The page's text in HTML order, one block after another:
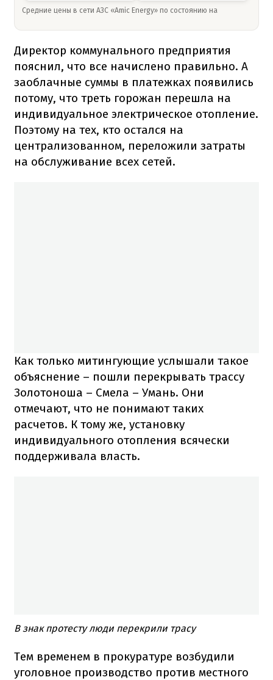
Средние цены в сети АЗС «Amic Energy» по состоянию на
Директор коммунального предприятия
пояснил, что все начислено правильно. А
заоблачные суммы в платежках появились
потому, что треть горожан перешла на
индивидуальное электрическое отопление.
Поэтому на тех, кто остался на
централизованном, переложили затраты
на обслуживание всех сетей.
Как только митингующие услышали такое
объяснение – пошли перекрывать трассу
Золотоноша – Смела – Умань. Они
отмечают, что не понимают таких
расчетов. К тому же, установку
индивидуального отопления всячески
поддерживала власть.
В знак протесту люди перекрили трасу
Тем временем в прокуратуре возбудили
уголовное производство против местного